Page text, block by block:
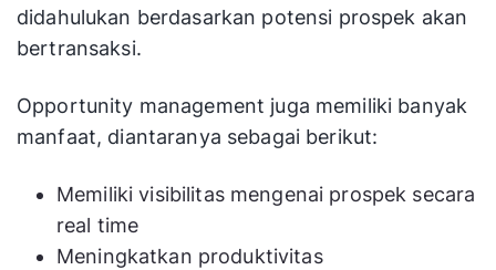
didahulukan berdasarkan potensi prospek akan
bertransaksi.
Opportunity management juga memiliki banyak
manfaat, diantaranya sebagai berikut:
Memiliki visibilitas mengenai prospek secara
real time
Meningkatkan produktivitas